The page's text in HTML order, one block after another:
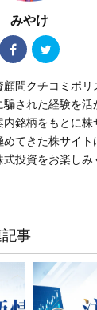
みやけ
問クチコミポ
された経験を
銘柄をもとに
てきた株サイ
投資をお楽しみ
事